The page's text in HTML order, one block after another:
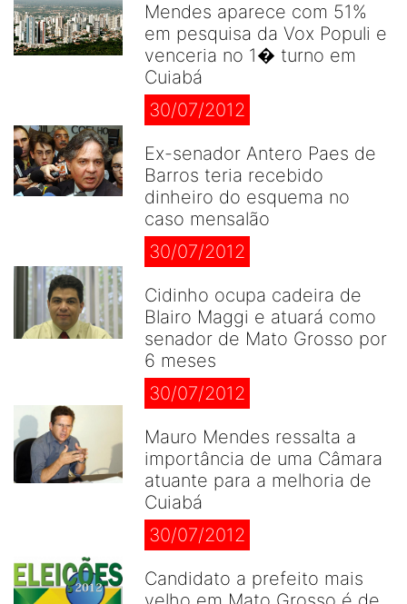
Mendes aparece com 51%
em pesquisa da Vox Populi e
venceria no 1� turno em
Cuiabá
30/07/2012
Ex-senador Antero Paes de
Barros teria recebido
dinheiro do esquema no
caso mensalão
30/07/2012
Cidinho ocupa cadeira de
Blairo Maggi e atuará como
senador de Mato Grosso por
6 meses
30/07/2012
Mauro Mendes ressalta a
importância de uma Câmara
atuante para a melhoria de
Cuiabá
30/07/2012
Candidato a prefeito mais